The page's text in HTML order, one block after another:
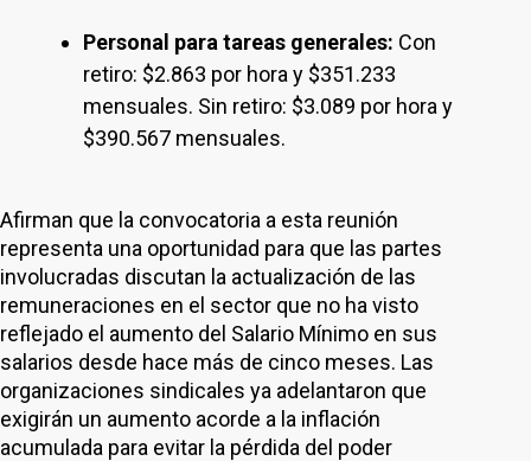
Personal para tareas generales: Con
retiro: $2.863 por hora y $351.233
mensuales. Sin retiro: $3.089 por hora y
$390.567 mensuales.
Afirman que la convocatoria a esta reunión
representa una oportunidad para que las partes
involucradas discutan la actualización de las
remuneraciones en el sector que no ha visto
reflejado el aumento del Salario Mínimo en sus
salarios desde hace más de cinco meses. Las
organizaciones sindicales ya adelantaron que
exigirán un aumento acorde a la inflación
acumulada para evitar la pérdida del poder